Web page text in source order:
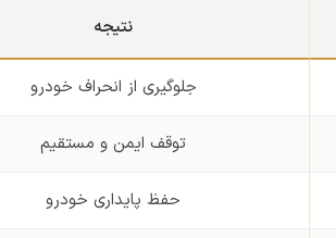
نتیجه
جلوگیری از انحراف خودرو
توقف ایمن و مستقیم
حفظ پایداری خودرو